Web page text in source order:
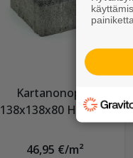
Kartanonoppa
138x138x80 HP kulo
46,95 €/m²
painiketta.